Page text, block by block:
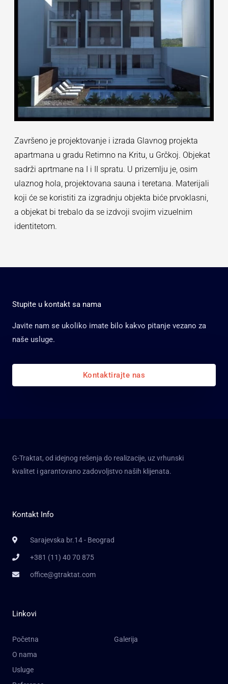
Završeno je projektovanje i izrada Glavnog projekta
apartmana u gradu Retimno na Kritu, u Grčkoj. Objekat
sadrži aprtmane na I i II spratu. U prizemlju je, osim
ulaznog hola, projektovana sauna i teretana. Materijali
koji će se koristiti za izgradnju objekta biće prvoklasni,
a objekat bi trebalo da se izdvoji svojim vizuelnim
identitetom.
Stupite u kontakt sa nama
Javite nam se ukoliko imate bilo kakvo pitanje vezano za
naše usluge.
Kontaktirajte nas
G-Traktat, od idejnog rešenja do realizacije, uz vrhunski
kvalitet i garantovano zadovoljstvo naših klijenata.
Kontakt Info
Sarajevska br.14 - Beograd
+381 (11) 40 70 875
office@gtraktat.com
Linkovi
Početna
O nama
Usluge
Galerija